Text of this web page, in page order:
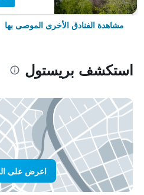
مشاهدة الفنادق الأخرى الموصى بها
استكشف بريستول
اعرض على